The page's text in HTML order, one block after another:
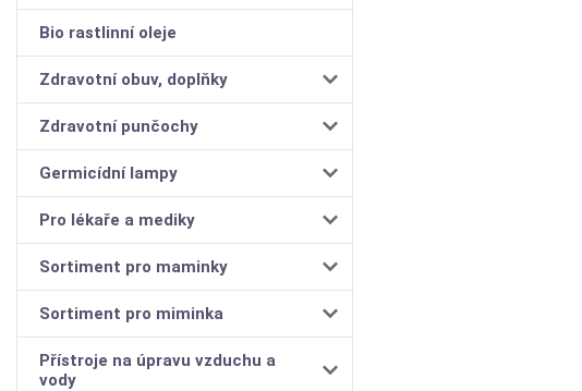
Bio rastlinní oleje
Zdravotní obuv, doplňky
Zdravotní punčochy
Germicídní lampy
Pro lékaře a mediky
Sortiment pro maminky
Sortiment pro miminka
Přístroje na úpravu vzduchu a
vody